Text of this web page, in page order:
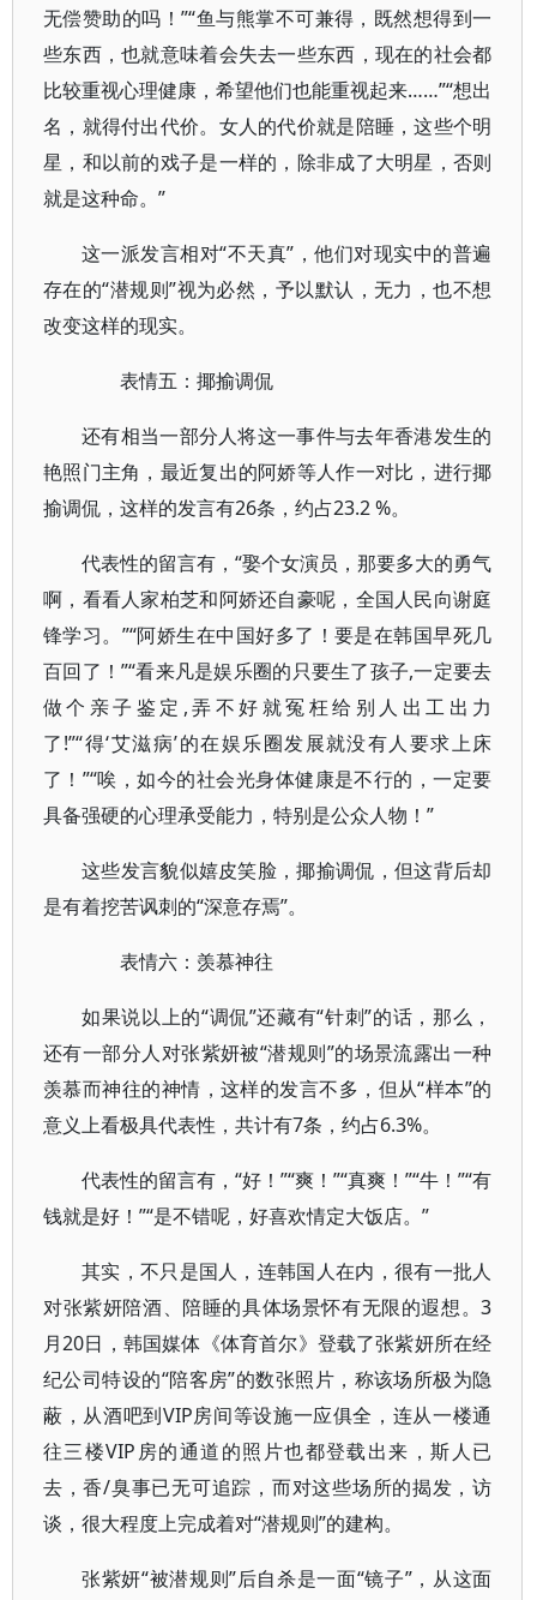
无偿赞助的吗！”“鱼与熊掌不可兼得，既然想得到一
些东西，也就意味着会失去一些东西，现在的社会都
比较重视心理健康，希望他们也能重视起来……”“想出
名，就得付出代价。女人的代价就是陪睡，这些个明
星，和以前的戏子是一样的，除非成了大明星，否则
就是这种命。”
这一派发言相对“不天真”，他们对现实中的普遍
存在的“潜规则”视为必然，予以默认，无力，也不想
改变这样的现实。
表情五：揶揄调侃
还有相当一部分人将这一事件与去年香港发生的
艳照门主角，最近复出的阿娇等人作一对比，进行揶
揄调侃，这样的发言有26条，约占23.2 %。
代表性的留言有，“娶个女演员，那要多大的勇气
啊，看看人家柏芝和阿娇还自豪呢，全国人民向谢庭
锋学习。”“阿娇生在中国好多了！要是在韩国早死几
百回了！”“看来凡是娱乐圈的只要生了孩子,一定要去
做个亲子鉴定,弄不好就冤枉给别人出工出力
了!”“得‘艾滋病’的在娱乐圈发展就没有人要求上床
了！”“唉，如今的社会光身体健康是不行的，一定要
具备强硬的心理承受能力，特别是公众人物！”
这些发言貌似嬉皮笑脸，揶揄调侃，但这背后却
是有着挖苦讽刺的“深意存焉”。
表情六：羡慕神往
如果说以上的“调侃”还藏有“针刺”的话，那么，
还有一部分人对张紫妍被“潜规则”的场景流露出一种
羡慕而神往的神情，这样的发言不多，但从“样本”的
意义上看极具代表性，共计有7条，约占6.3%。
代表性的留言有，“好！”“爽！”“真爽！”“牛！”“有
钱就是好！”“是不错呢，好喜欢情定大饭店。”
其实，不只是国人，连韩国人在内，很有一批人
对张紫妍陪酒、陪睡的具体场景怀有无限的遐想。3
月20日，韩国媒体《体育首尔》登载了张紫妍所在经
纪公司特设的“陪客房”的数张照片，称该场所极为隐
蔽，从酒吧到VIP房间等设施一应俱全，连从一楼通
往三楼VIP房的通道的照片也都登载出来，斯人已
去，香/臭事已无可追踪，而对这些场所的揭发，访
谈，很大程度上完成着对“潜规则”的建构。
张紫妍“被潜规则”后自杀是一面“镜子”，从这面